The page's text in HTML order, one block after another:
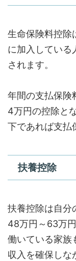
生命保険料控除
に加入している
されます。
年間の支払保険
4万円の控除と
下であれば支払
扶養控除
扶養控除は自分
48万円～63万
働いている家族
収入を確保しな